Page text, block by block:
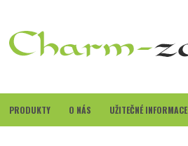
PRODUKTY O NÁS UŽITEČNÉ INFORMACE